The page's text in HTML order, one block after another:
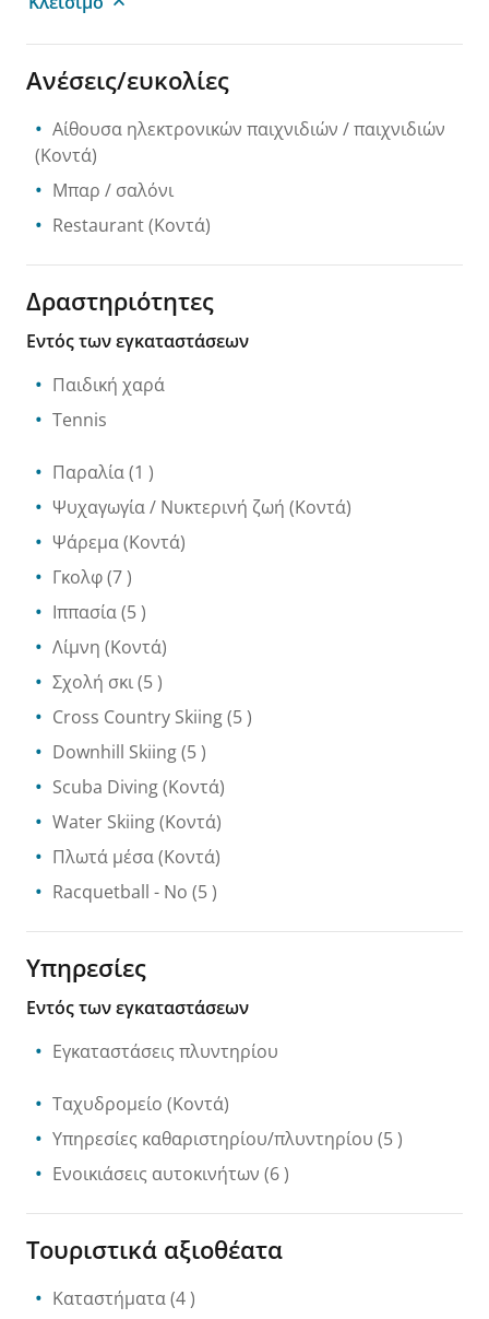
Ανέσεις/ευκολίες
Αίθουσα ηλεκτρονικών παιχνιδιών / παιχνιδιών
(Κοντά)
Mπαρ / σαλόνι
Restaurant(Κοντά)
Δραστηριότητες
Εντός των εγκαταστάσεων
Παιδική χαρά
Tennis
Παραλία(1 )
Ψυχαγωγία / Νυκτερινή ζωή (Κοντά)
Ψάρεμα(Κοντά)
Γκολφ(7 )
Ιππασία(5 )
Λίμνη (Κοντά)
Σχολή σκι(5 )
Cross Country Skiing(5 )
Downhill Skiing(5 )
Scuba Diving(Κοντά)
Water Skiing(Κοντά)
Πλωτά μέσα(Κοντά)
Racquetball - No (5 )
Υπηρεσίες
Εντός των εγκαταστάσεων
Εγκαταστάσεις πλυντηρίου
Ταχυδρομείο (Κοντά)
Υπηρεσίες καθαριστηρίου/πλυντηρίου (5 )
Ενοικιάσεις αυτοκινήτων (6 )
Τουριστικά αξιοθέατα
Καταστήματα(4 )